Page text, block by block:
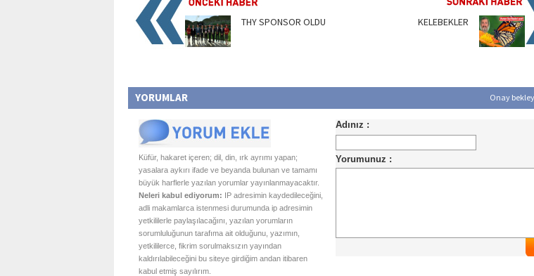
THY SPONSOR OLDU KELEBEKLER
YORUMLAR Onay
Küfür, hakaret içeren; dil, din, ırk ayrımı yapan;
yasalara aykırı ifade ve beyanda bulunan ve tamamı
büyük harflerle yazılan yorumlar yayınlanmayacaktır.
Neleri kabul ediyorum: IP adresimin kaydedileceğini,
adli makamlarca istenmesi durumunda ip adresimin
yetkililerle paylaşılacağını, yazılan yorumların
sorumluluğunun tarafıma ait olduğunu, yazımın,
yetkililerce, fikrim sorulmaksızın yayından
kaldırılabileceğini bu siteye girdiğim andan itibaren
kabul etmiş sayılırım.